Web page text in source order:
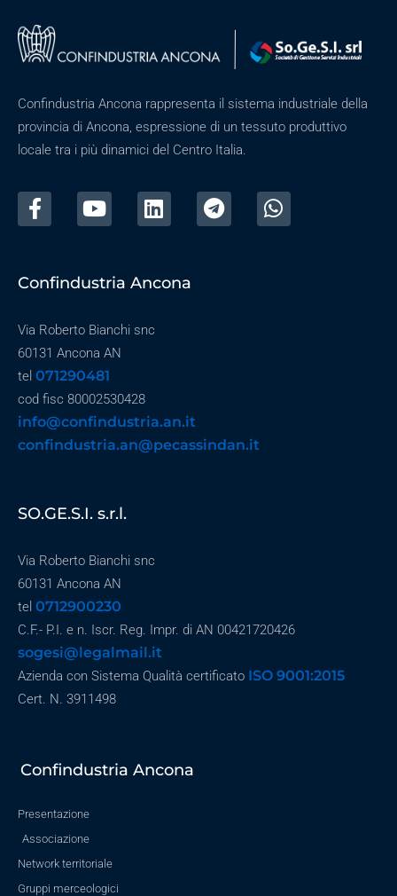
Confindustria Ancona rappresenta il sistema industriale della
provincia di Ancona, espressione di un tessuto produttivo
locale tra i più dinamici del Centro Italia.
Confindustria Ancona
Via Roberto Bianchi snc
60131 Ancona AN
tel 071290481
cod fisc 80002530428
info@confindustria.an.it
confindustria.an@pecassindan.it
SO.GE.S.I. s.r.l.
Via Roberto Bianchi snc
60131 Ancona AN
tel 0712900230
C.F.- P.I. e n. Iscr. Reg. Impr. di AN 00421720426
sogesi@legalmail.it
Azienda con Sistema Qualità certificato ISO 9001:2015
Cert. N. 3911498
Confindustria Ancona
Presentazione
Associazione
Network territoriale
Gruppi merceologici